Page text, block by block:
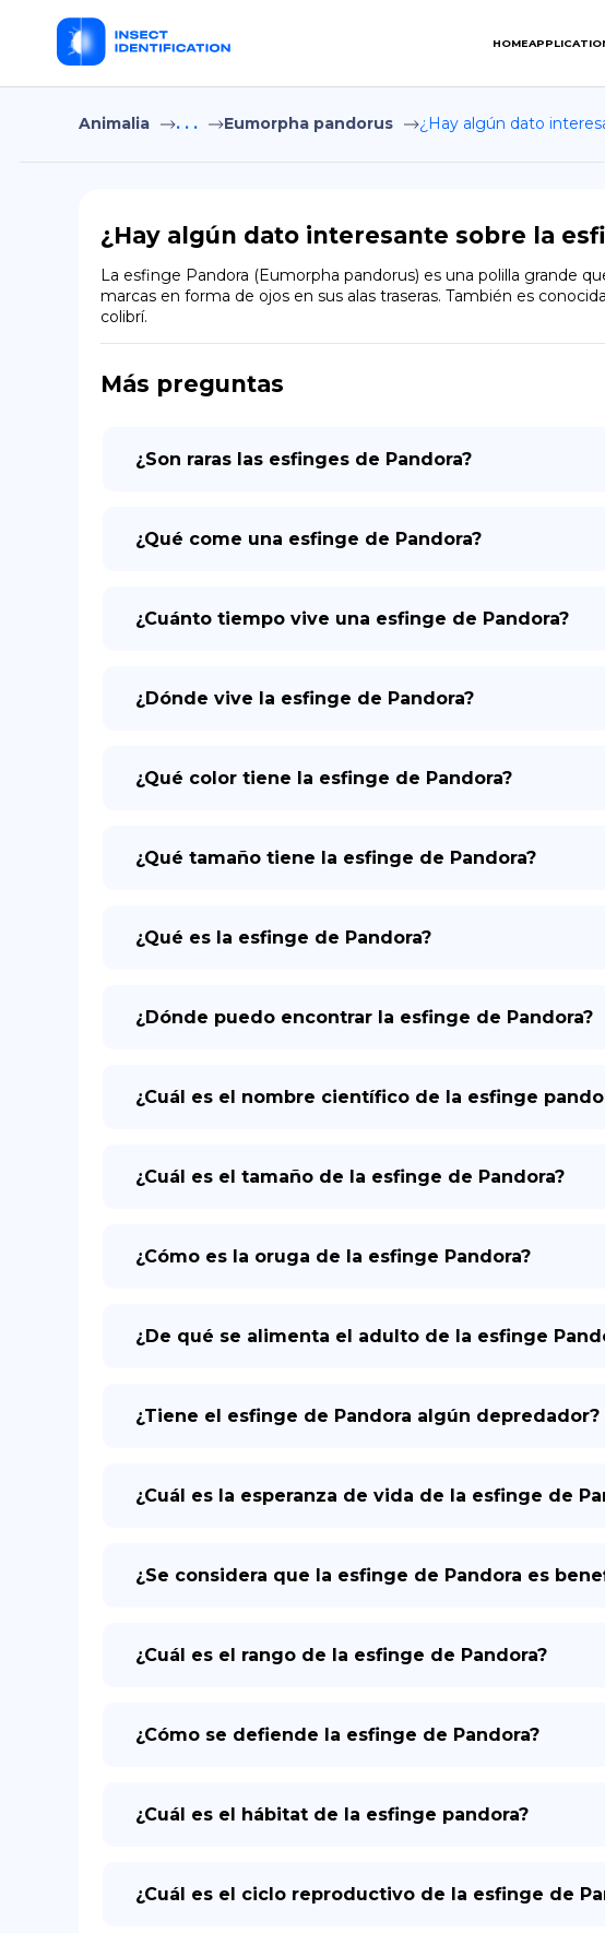
HOME
Animalia . . . Eumorpha pandorus ¿Hay algún dato
¿Hay algún dato interesante sobre la
La esfinge Pandora (Eumorpha pandorus) es una polilla grande
marcas en forma de ojos en sus alas traseras. También es
colibrí.
Más preguntas
¿Son raras las esfinges de Pandora?
¿Qué come una esfinge de Pandora?
¿Cuánto tiempo vive una esfinge de Pandora?
¿Dónde vive la esfinge de Pandora?
¿Qué color tiene la esfinge de Pandora?
¿Qué tamaño tiene la esfinge de Pandora?
¿Qué es la esfinge de Pandora?
¿Dónde puedo encontrar la esfinge de Pandora?
¿Cuál es el nombre científico de la esfinge
¿Cuál es el tamaño de la esfinge de Pandora?
¿Cómo es la oruga de la esfinge Pandora?
¿De qué se alimenta el adulto de la esfinge
¿Tiene el esfinge de Pandora algún depredador?
¿Cuál es la esperanza de vida de la esfinge de
¿Se considera que la esfinge de Pandora es
¿Cuál es el rango de la esfinge de Pandora?
¿Cómo se defiende la esfinge de Pandora?
¿Cuál es el hábitat de la esfinge pandora?
¿Cuál es el ciclo reproductivo de la esfinge de